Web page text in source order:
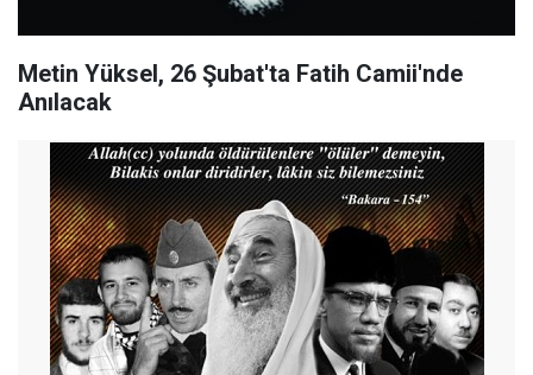
Metin Yüksel, 26 Şubat'ta Fatih Camii'nde
Anılacak